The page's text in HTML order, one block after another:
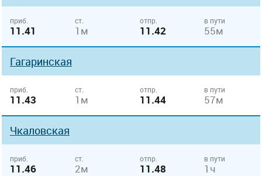
приб.
11.41
ст.
1м
отпр.
11.42
в пути
55м
Гагаринская
приб.
11.43
ст.
1м
отпр.
11.44
в пути
57м
Чкаловская
приб.
11.46
ст.
2м
отпр.
11.48
в пути
1ч